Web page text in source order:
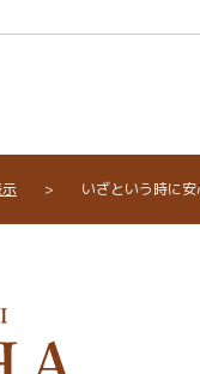
> いざという時に